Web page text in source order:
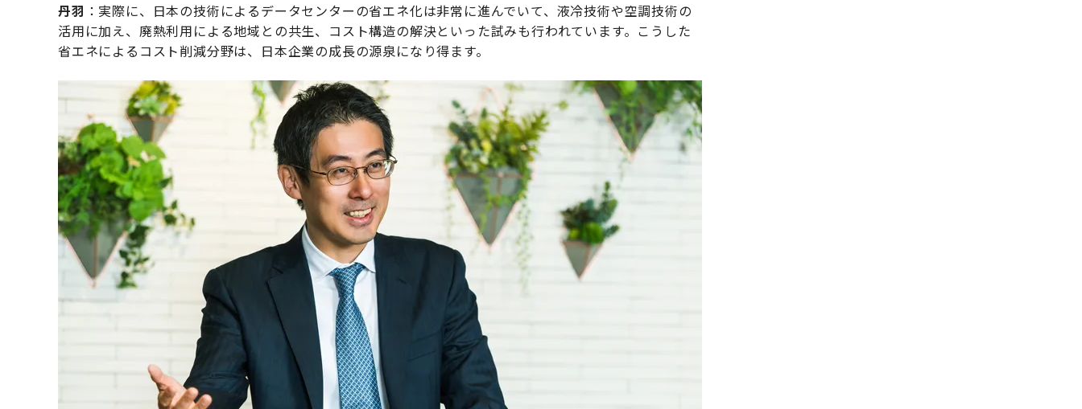
丹羽 ：実際に、日本の技術によるデータセンターの省エネ化は非常に進んでいて、液冷技術や空調技術の
活用に加え、廃熱利用による地域との共生、コスト構造の解決といった試みも行われています。こうした
省エネによるコスト削減分野は、日本企業の成長の源泉になり得ます。